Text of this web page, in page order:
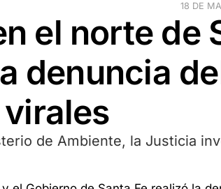
18 DE
el norte de
denuncia
de Ambiente, la Justicia